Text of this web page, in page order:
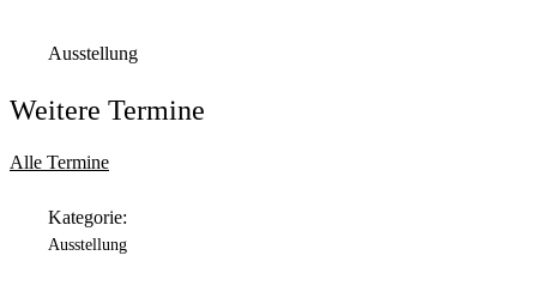
Montag
Geschlossen
11:00 Uhr
Mittwoch
Ausstellung
Weitere Termine
Alle Termine
Kategorie:
Ausstellung